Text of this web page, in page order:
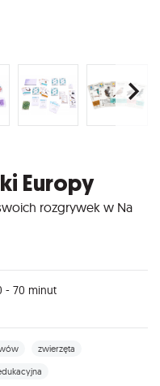
Europy
rozgrywek w Na
- 70 minut
zwierzęta